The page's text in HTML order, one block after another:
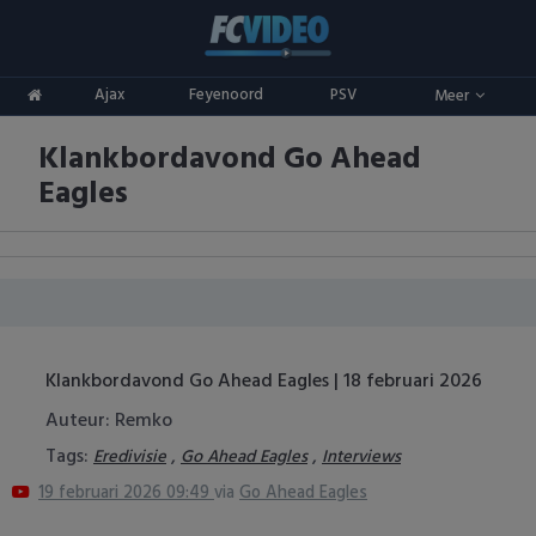
Ajax Feyenoord PSV Meer
ADO Den Haag
Ajax
AZ
FC Twente
FC Utrecht
Feyenoord
Competities
Eredivisie
Keuken Kampioen Divisie
Vrouwenvoetbal
Champions League
Europa League
Oranje
Klankbordavond Go Ahead
Eagles
Klankbordavond Go Ahead Eagles | 18 februari 2026
Auteur: Remko
Tags: Eredivisie, Go Ahead Eagles, Interviews
19 februari 2026 09:49via Go Ahead Eagles